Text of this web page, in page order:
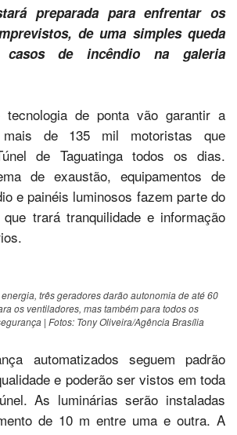
preparada para enfrentar os
de uma simples queda
de incêndio na galeria
tecnologia de ponta vão garantir a
mais de 135 mil motoristas que
de Taguatinga todos os dias.
de exaustão, equipamentos de
e painéis luminosos fazem parte do
trará tranquilidade e informação
três geradores darão autonomia de até 60
os ventiladores, mas também para todos os
| Fotos: Tony Oliveira/Agência Brasília
automatizados seguem padrão
e poderão ser vistos em toda
As luminárias serão instaladas
de 10 m entre uma e outra. A